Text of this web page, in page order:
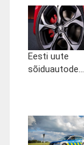
Eesti uute
sõiduautode...